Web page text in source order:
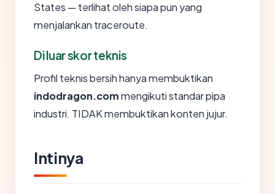
States — terlihat oleh siapa pun yang
menjalankan traceroute.
Di luar skor teknis
Profil teknis bersih hanya membuktikan
indodragon.commengikuti standar pipa
industri. TIDAK membuktikan konten jujur.
Intinya